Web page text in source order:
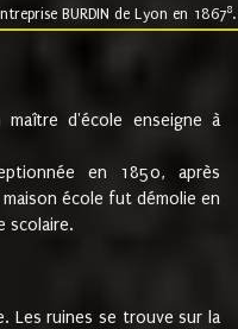
BURDIN de Lyon en 18678.
d'école enseigne à
en 1850, après
école fut démolie en
scolaire.
Les ruines se trouve sur la